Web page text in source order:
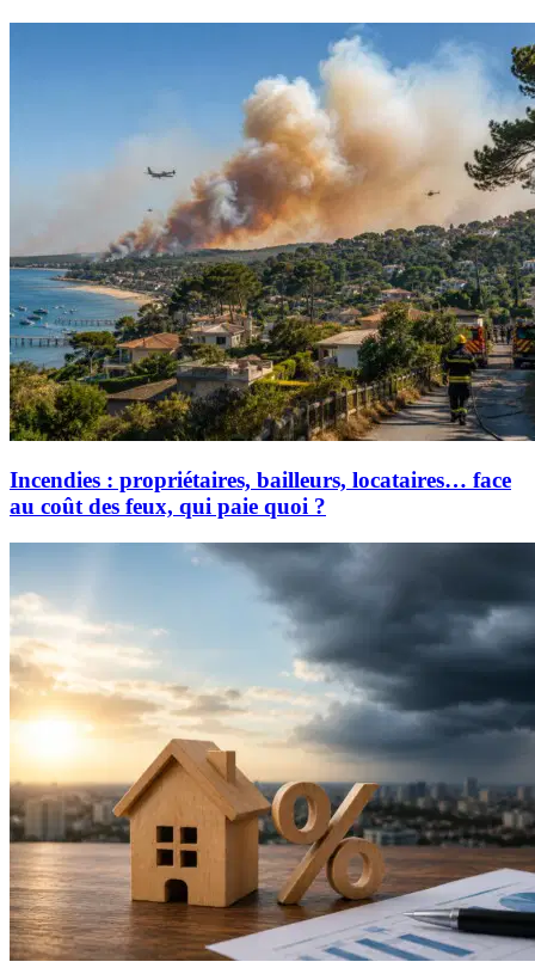
Incendies : propriétaires, bailleurs, locataires… face
au coût des feux, qui paie quoi ?